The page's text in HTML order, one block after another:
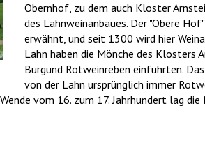
Obernhof, zu dem auch Kloster
des Lahnweinanbaues. Der "Obere
erwähnt, und seit 1300 wird hier
Lahn haben die Mönche des Klosters
Burgund Rotweinreben einführten.
von der Lahn ursprünglich immer
vom 16. zum 17. Jahrhundert lag